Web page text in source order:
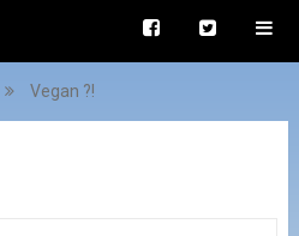
Vegan ?!